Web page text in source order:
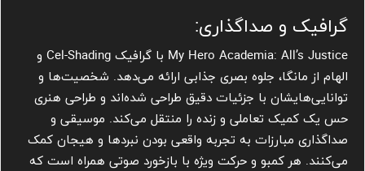
گرافیک و صداگذاری:
My Hero Academia: All’s Justice با گرافیک Cel-Shading و
الهام از مانگا، جلوه بصری جذابی ارائه می‌دهد. شخصیت‌ها و
توانایی‌هایشان با جزئیات دقیق طراحی شده‌اند و طراحی هنری
حس یک کمیک تعاملی و زنده را منتقل می‌کند. موسیقی و
صداگذاری مبارزات به تجربه واقعی بودن نبردها و هیجان کمک
می‌کنند. هر کمبو و حرکت ویژه با بازخورد صوتی همراه است که